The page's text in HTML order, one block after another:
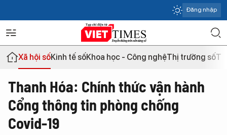
Đăng nhập
Xã hội sốKinh tế sốKhoa học - Công nghệThị trường số
Thanh Hóa: Chính thức vận hành
Cổng thông tin phòng chống
Covid-19